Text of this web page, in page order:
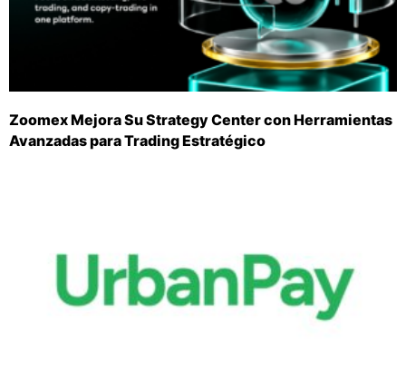
Zoomex Mejora Su Strategy Center con Herramientas
Avanzadas para Trading Estratégico